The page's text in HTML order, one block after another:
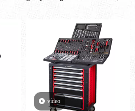
vídeo